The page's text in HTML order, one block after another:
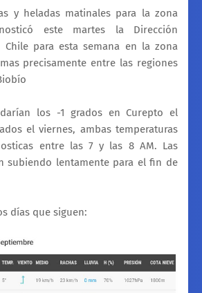
y heladas matinales para la zona
este martes la Dirección
Chile para esta semana en la zona
precisamente entre las regiones
los -1 grados en Curepto el
el viernes, ambas temperaturas
entre las 7 y las 8 AM. Las
subiendo lentamente para el fin de
días que siguen: